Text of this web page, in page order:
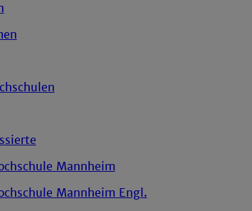
Mannheim
Mannheim Engl.